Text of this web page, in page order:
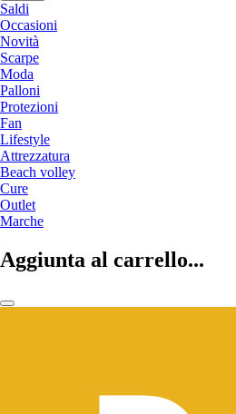
Saldi
Occasioni
Novità
Scarpe
Moda
Palloni
Protezioni
Fan
Lifestyle
Attrezzatura
Beach volley
Cure
Outlet
Marche
Aggiunta al carrello...